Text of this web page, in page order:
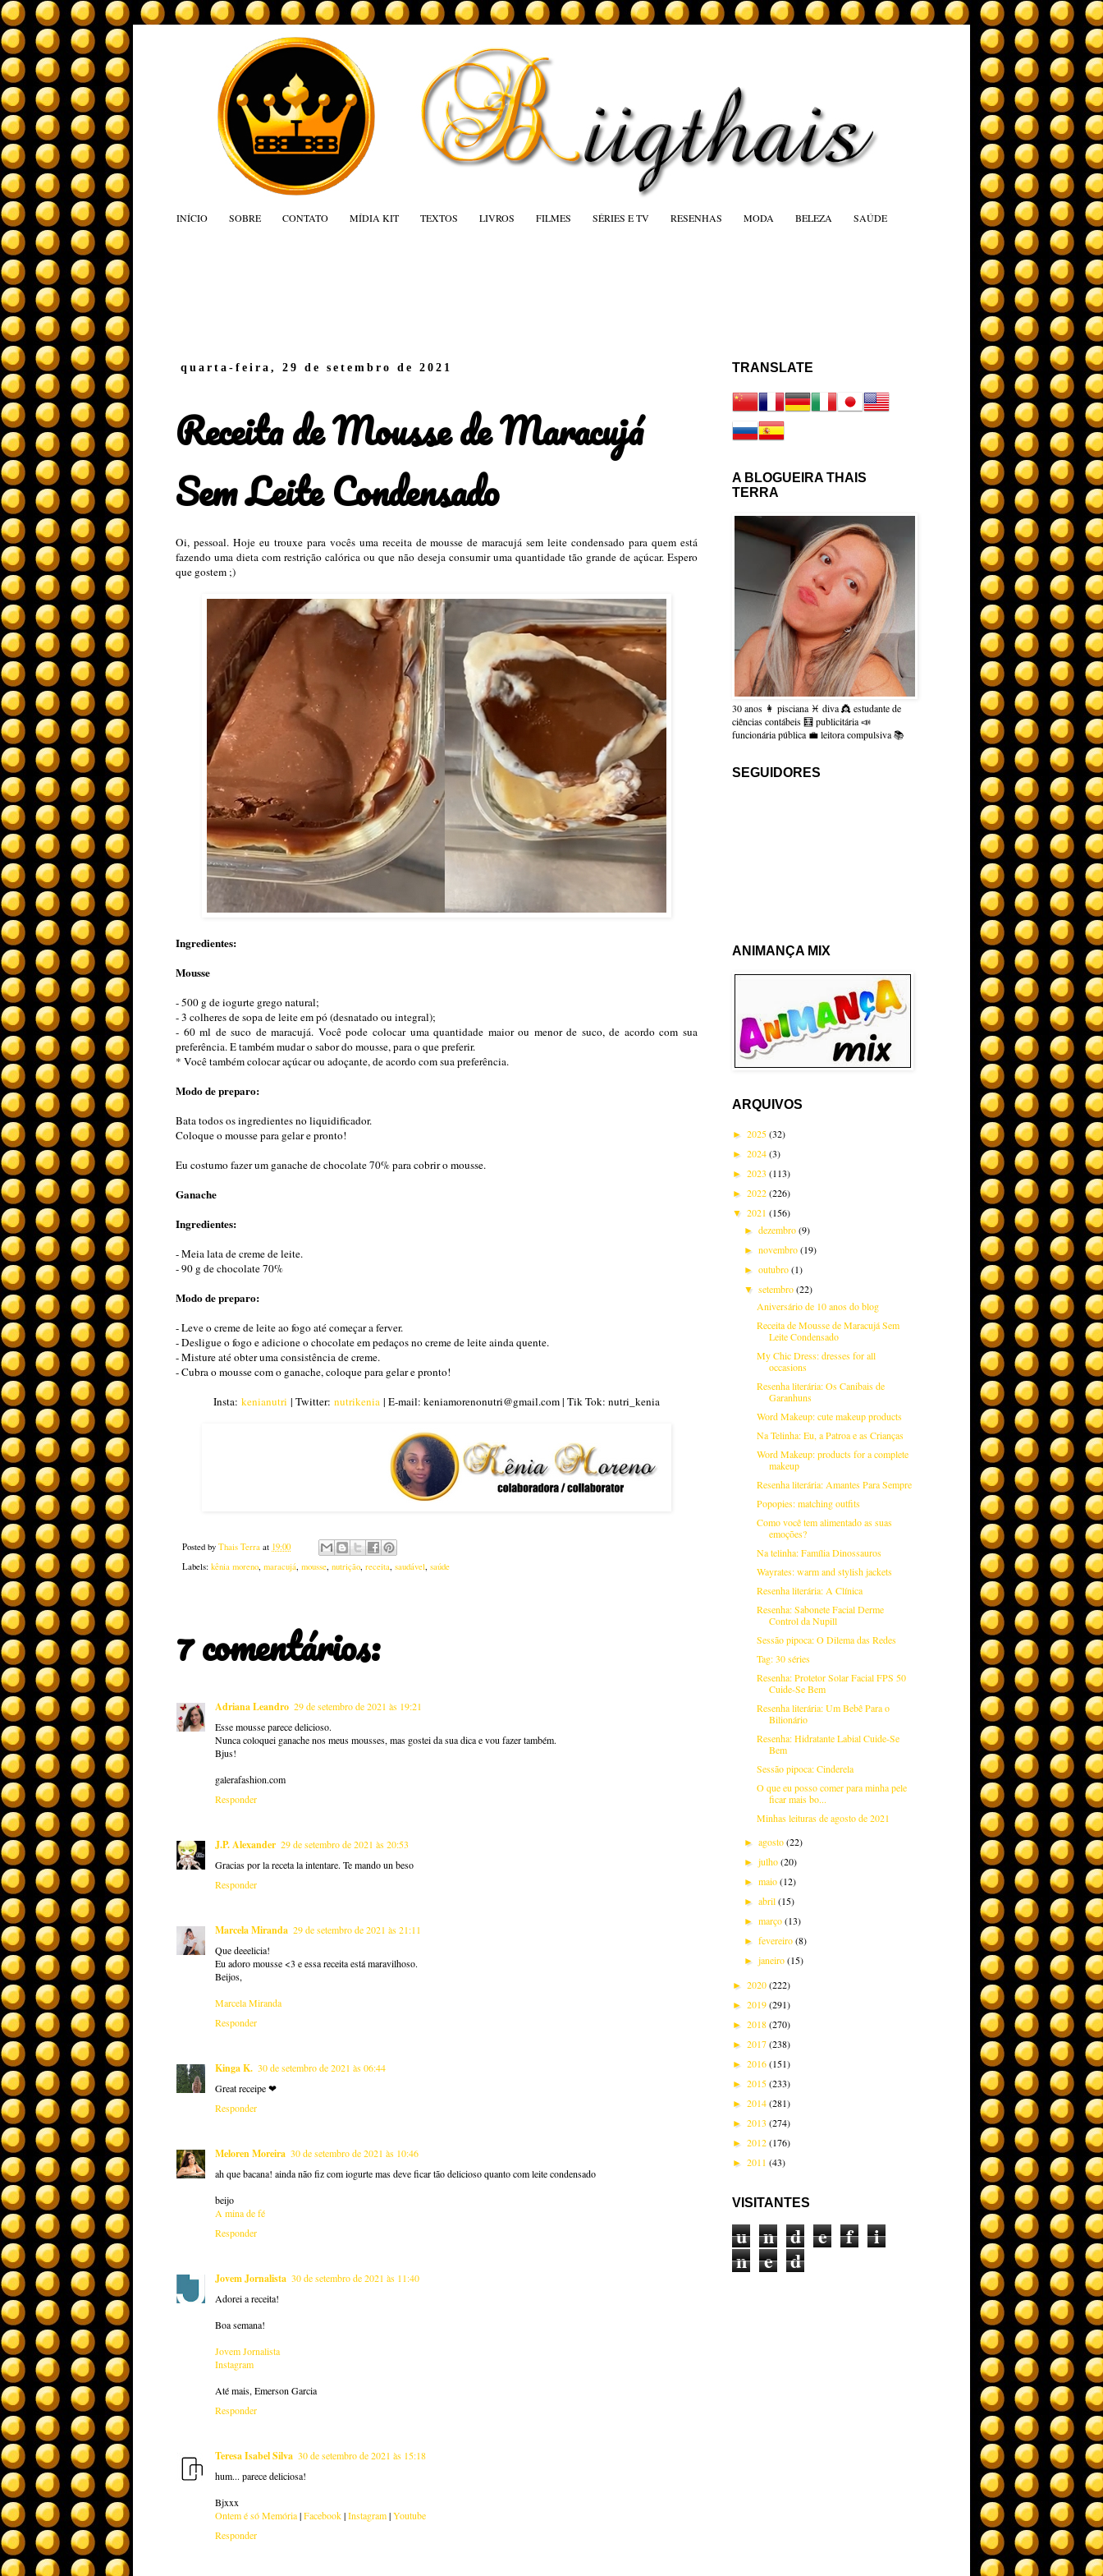
INÍCIO SOBRE CONTATO MÍDIA KIT TEXTOS LIVROS FILMES SÉRIES E TV RESENHAS MODA BELEZA SAÚDE
quarta-feira, 29 de setembro de 2021
Receita de Mousse de Maracujá
Sem Leite Condensado
Oi, pessoal. Hoje eu trouxe para vocês uma receita de mousse de maracujá sem leite condensado para quem está
fazendo uma dieta com restrição calórica ou que não deseja consumir uma quantidade tão grande de açúcar. Espero
que gostem ;)
Ingredientes:
Mousse
- 500 g de iogurte grego natural;
- 3 colheres de sopa de leite em pó (desnatado ou integral);
- 60 ml de suco de maracujá. Você pode colocar uma quantidade maior ou menor de suco, de acordo com sua
preferência. E também mudar o sabor do mousse, para o que preferir.
* Você também colocar açúcar ou adoçante, de acordo com sua preferência.
Modo de preparo:
Bata todos os ingredientes no liquidificador.
Coloque o mousse para gelar e pronto!
Eu costumo fazer um ganache de chocolate 70% para cobrir o mousse.
Ganache
Ingredientes:
- Meia lata de creme de leite.
- 90 g de chocolate 70%
Modo de preparo:
- Leve o creme de leite ao fogo até começar a ferver.
- Desligue o fogo e adicione o chocolate em pedaços no creme de leite ainda quente.
- Misture até obter uma consistência de creme.
- Cubra o mousse com o ganache, coloque para gelar e pronto!
Insta: kenianutri | Twitter: nutrikenia | E-mail: keniamorenonutri@gmail.com | Tik Tok: nutri_kenia
Posted by Thais Terra at 19:00
Labels: kênia moreno, maracujá, mousse, nutrição, receita, saudável, saúde
7 comentários:
Adriana Leandro 29 de setembro de 2021 às 19:21
Esse mousse parece delicioso.
Nunca coloquei ganache nos meus mousses, mas gostei da sua dica e vou fazer também.
Bjus!
galerafashion.com
Responder
J.P. Alexander 29 de setembro de 2021 às 20:53
Gracias por la receta la intentare. Te mando un beso
Responder
Marcela Miranda 29 de setembro de 2021 às 21:11
Que deeelicia!
Eu adoro mousse <3 e essa receita está maravilhoso.
Beijos,
Marcela Miranda
Responder
Kinga K. 30 de setembro de 2021 às 06:44
Great receipe ❤
Responder
Meloren Moreira 30 de setembro de 2021 às 10:46
ah que bacana! ainda não fiz com iogurte mas deve ficar tão delicioso quanto com leite condensado
beijo
A mina de fé
Responder
Jovem Jornalista 30 de setembro de 2021 às 11:40
Adorei a receita!
Boa semana!
Jovem Jornalista
Instagram
Até mais, Emerson Garcia
Responder
Teresa Isabel Silva 30 de setembro de 2021 às 15:18
hum... parece deliciosa!
Bjxxx
Ontem é só Memória|Facebook|Instagram|Youtube
Responder
TRANSLATE
A BLOGUEIRA THAIS
TERRA
30 anos 👩 pisciana ♓ diva 👸 estudante de
ciências contábeis 🧮 publicitária 📣
funcionária pública 💼 leitora compulsiva 📚
SEGUIDORES
ANIMANÇA MIX
ARQUIVOS
► 2025(32)
► 2024(3)
► 2023 (113)
► 2022(226)
▼ 2021 (156)
►dezembro(9)
►novembro(19)
►outubro(1)
▼setembro(22)
Aniversário de 10 anos do blog
Receita de Mousse de Maracujá Sem
Leite Condensado
My Chic Dress: dresses for all
occasions
Resenha literária: Os Canibais de
Garanhuns
Word Makeup: cute makeup products
Na Telinha: Eu, a Patroa e as Crianças
Word Makeup: products for a complete
makeup
Resenha literária: Amantes Para Sempre
Popopies: matching outfits
Como você tem alimentado as suas
emoções?
Na telinha: Família Dinossauros
Wayrates: warm and stylish jackets
Resenha literária: A Clínica
Resenha: Sabonete Facial Derme
Control da Nupill
Sessão pipoca: O Dilema das Redes
Tag: 30 séries
Resenha: Protetor Solar Facial FPS 50
Cuide-Se Bem
Resenha literária: Um Bebê Para o
Bilionário
Resenha: Hidratante Labial Cuide-Se
Bem
Sessão pipoca: Cinderela
O que eu posso comer para minha pele
ficar mais bo...
Minhas leituras de agosto de 2021
►agosto(22)
►julho(20)
►maio(12)
►abril(15)
►março(13)
►fevereiro(8)
►janeiro(15)
► 2020(222)
► 2019(291)
► 2018(270)
► 2017(238)
► 2016(151)
► 2015(233)
► 2014(281)
► 2013 (274)
► 2012(176)
► 2011 (43)
VISITANTES
u n d e f
i
n e d